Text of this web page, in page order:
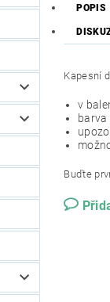
POPIS
Kapesní
v
barva
Buďte